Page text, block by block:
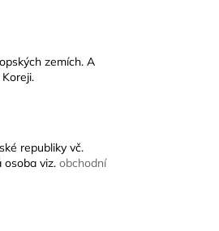
zemích. A
republiky vč.
osoba viz. obchodní